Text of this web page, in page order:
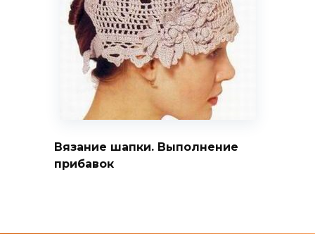
Вязание шапки. Выполнение
прибавок